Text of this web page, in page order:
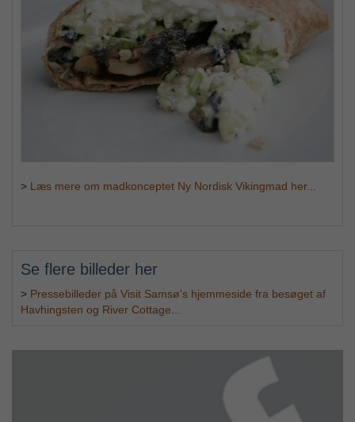
> Læs mere om madkonceptet Ny Nordisk Vikingmad her...
Se flere billeder her
> Pressebilleder på Visit Samsø's hjemmeside fra besøget af
Havhingsten og River Cottage...